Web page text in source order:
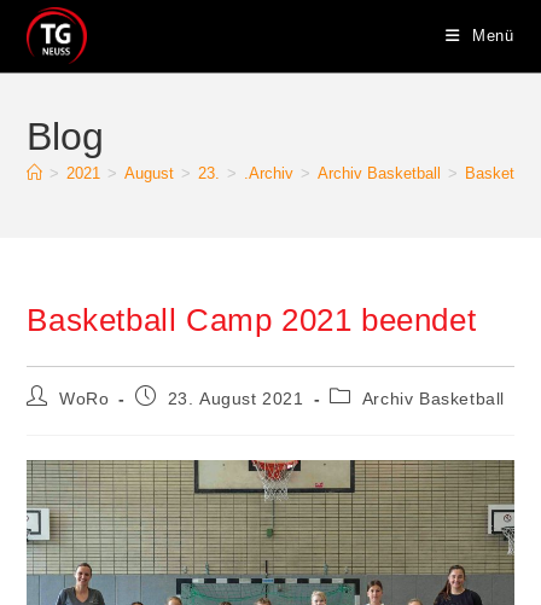
Inhalt
springen
Menü
Blog
> 2021 > August > 23. > .Archiv > Archiv Basketball >
Basketball Camp 2021 beendet
Beitrags-
WoRo
Beitrag23. August 2021
Beitrags-
Archiv Basketball